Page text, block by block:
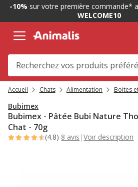
1
2,
message,
-10% sur votre première commande*
WELCOME10
Accueil Chats Alimentation Boites
Bubimex
Bubimex - Pâtée Bubi Nature
Chat - 70g
(4.8) 8 avis |Voir description